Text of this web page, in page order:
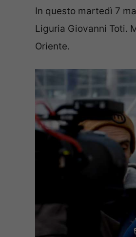
In questo martedì 7
Liguria Giovanni Toti.
Oriente.